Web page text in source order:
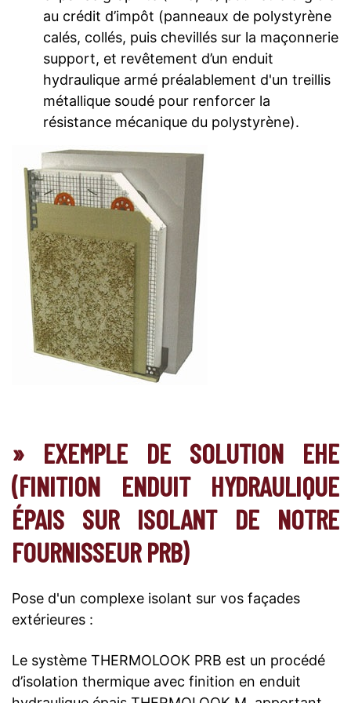
au crédit d’impôt (panneaux de polystyrène
calés, collés, puis chevillés sur la maçonnerie
support, et revêtement d’un enduit
hydraulique armé préalablement d'un treillis
métallique soudé pour renforcer la
résistance mécanique du polystyrène).
» EXEMPLE DE SOLUTION EHE
(FINITION ENDUIT HYDRAULIQUE
ÉPAIS SUR ISOLANT DE NOTRE
FOURNISSEUR PRB)
Pose d'un complexe isolant sur vos façades
extérieures :
Le système THERMOLOOK PRB est un procédé
d’isolation thermique avec finition en enduit